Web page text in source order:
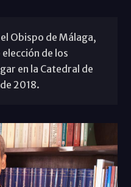
Obispo de Málaga,
de los
en la Catedral de
2018.